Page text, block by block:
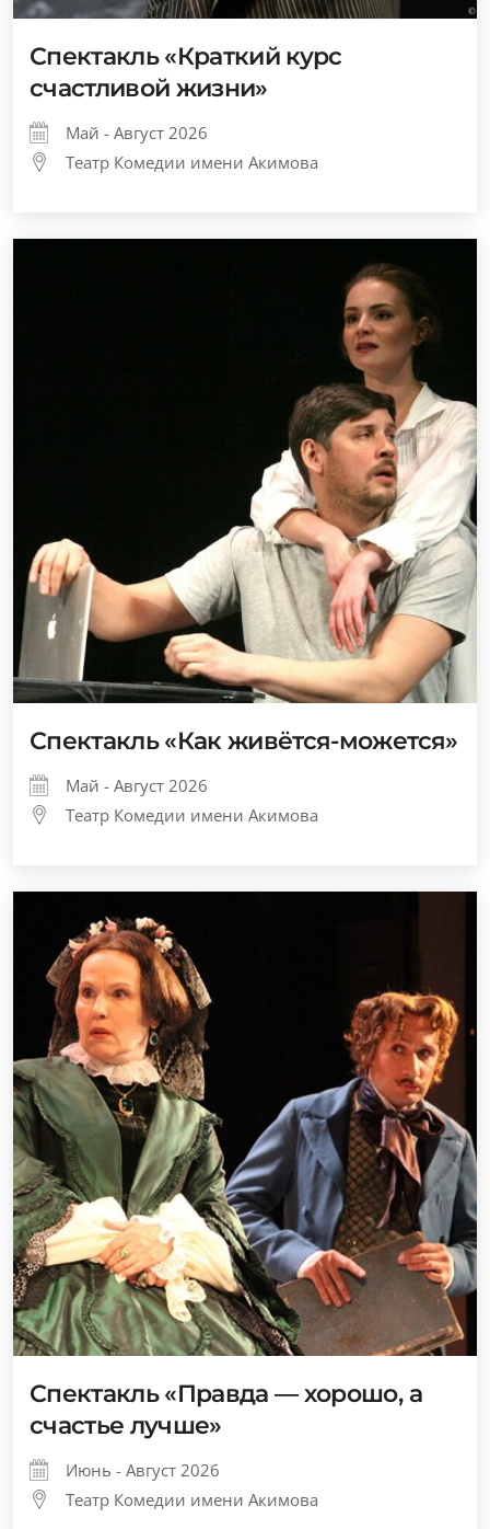
Спектакль «Краткий курс
счастливой жизни»
Май - Август 2026
Театр Комедии имени Акимова
Спектакль «Как живётся-можется»
Май - Август 2026
Театр Комедии имени Акимова
Спектакль «Правда — хорошо, а
счастье лучше»
Июнь - Август 2026
Театр Комедии имени Акимова